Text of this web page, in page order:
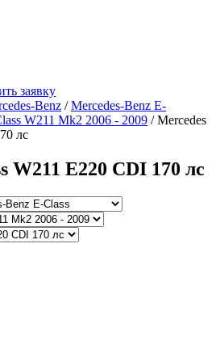
заявку
Benz /Mercedes-Benz E-
W211 Mk2 2006 - 2009 / Mercedes
лс
W211 E220 CDI 170 лс